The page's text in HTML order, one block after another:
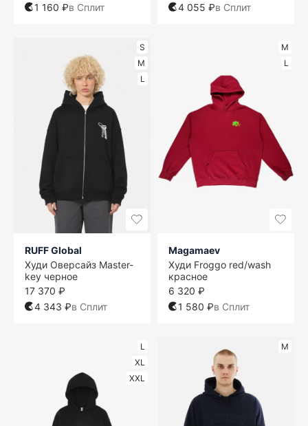
1 160 ₽в Сплит
4 055 ₽в Сплит
S
M
L
RUFF Global
Худи Оверсайз Master-
key черное
17 370 ₽
4 343 ₽в Сплит
M
L
Magamaev
Худи Froggo red/wash
красное
6 320 ₽
1 580 ₽в Сплит
L
XL
XXL
M